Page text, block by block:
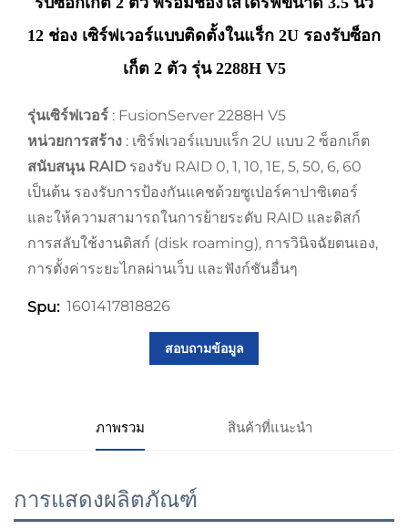
12 ช่อง เซิร์ฟเวอร์แบบติดตั้งในแร็ก 2U รองรับซ็อก
เก็ต 2 ตัว รุ่น 2288H V5
รุ่นเซิร์ฟเวอร์ : FusionServer 2288H V5
หน่วยการสร้าง : เซิร์ฟเวอร์แบบแร็ก 2U แบบ 2 ซ็อกเก็ต
สนับสนุน RAID รองรับ RAID 0, 1, 10, 1E, 5, 50, 6, 60
เป็นต้น รองรับการป้องกันแคชด้วยซูเปอร์คาปาซิเตอร์
และให้ความสามารถในการย้ายระดับ RAID และดิสก์
การสลับใช้งานดิสก์ (disk roaming), การวินิจฉัยตนเอง,
การตั้งค่าระยะไกลผ่านเว็บ และฟังก์ชันอื่นๆ
Spu: 1601417818826
สอบถามข้อมูล
ภาพรวม สินค้าที่แนะนำ
การแสดงผลิตภัณฑ์